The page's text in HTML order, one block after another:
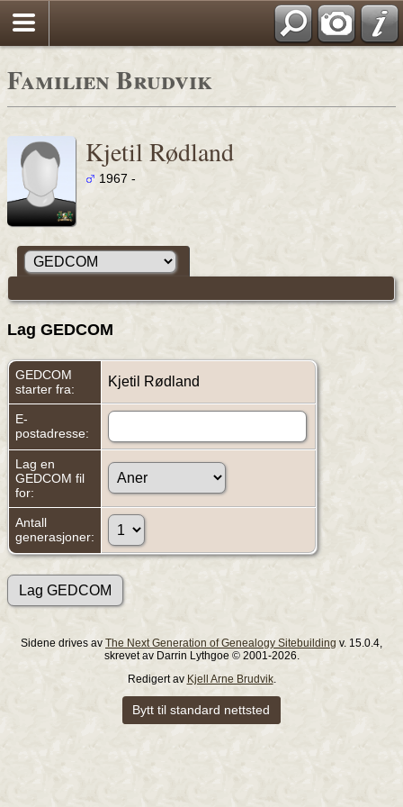
Familien Brudvik
Kjetil Rødland
1967 -
Lag GEDCOM
GEDCOM
starter fra:
Kjetil Rødland
E-
postadresse:
Lag en
GEDCOM fil
for:
Antall
generasjoner:
Sidene drives av The Next Generation of Genealogy Sitebuilding v. 15.0.4,
skrevet av Darrin Lythgoe © 2001-2026.
Redigert av Kjell Arne Brudvik.
Bytt til standard nettsted